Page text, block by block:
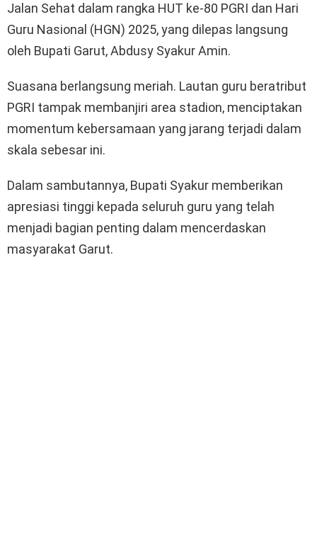
Jalan Sehat dalam rangka HUT ke-80 PGRI dan Hari
Guru Nasional (HGN) 2025, yang dilepas langsung
oleh Bupati Garut, Abdusy Syakur Amin.
Suasana berlangsung meriah. Lautan guru beratribut
PGRI tampak membanjiri area stadion, menciptakan
momentum kebersamaan yang jarang terjadi dalam
skala sebesar ini.
Dalam sambutannya, Bupati Syakur memberikan
apresiasi tinggi kepada seluruh guru yang telah
menjadi bagian penting dalam mencerdaskan
masyarakat Garut.